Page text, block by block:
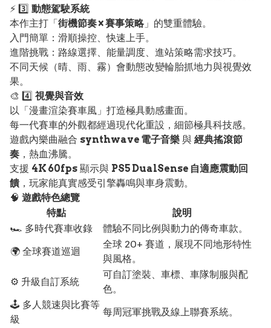
⚡ 3️⃣ 動態駕駛系統
本作主打「街機節奏 × 賽事策略」的雙重體驗。
入門簡單：滑順操控、快速上手。
進階挑戰：路線選擇、能量調度、進站策略需求技巧。
不同天候（晴、雨、霧）會動態改變輪胎抓地力與視覺效
果。
🎨 4️⃣ 視覺與音效
以「漫畫渲染賽車風」打造極具動感畫面。
每一代賽車的外觀都經過現代化重設，細節極具科技感。
遊戲內樂曲融合 synthwave 電子音樂 與 經典搖滾節
奏 ，熱血沸騰。
支援 4K 60fps 顯示與 PS5 DualSense 自適應震動回
饋，玩家能真實感受引擎轟鳴與車身震動。
🧠 遊戲特色總覽
特點
說明
🏎️ 多時代賽車收錄
體驗不同比例與動力的傳奇車款。
🌍 全球賽道巡迴
全球 20+ 賽道，展現不同地形特性
與風格。
⚙️ 升級自訂系統
可自訂塗裝、車標、車隊制服與配
色。
🕹️ 多人競速與比賽等
級
每周冠軍挑戰及線上聯賽系統。